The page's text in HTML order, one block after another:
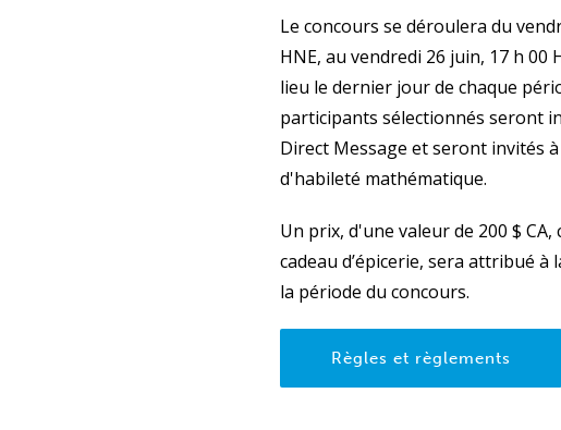
Le concours se déroulera du
HNE, au vendredi 26 juin, 17 h 00
lieu le dernier jour de chaque
participants sélectionnés seront
Direct Message et seront invités
d'habileté mathématique.
Un prix, d'une valeur de 200 $
cadeau d’épicerie, sera attribué à
la période du concours.
Règles et règlements